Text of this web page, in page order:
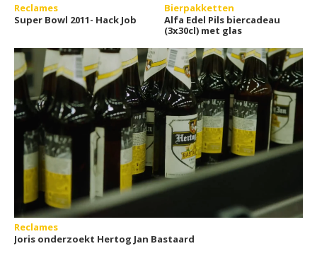
Reclames
Super Bowl 2011- Hack Job
Bierpakketten
Alfa Edel Pils biercadeau
(3x30cl) met glas
Reclames
Joris onderzoekt Hertog Jan Bastaard